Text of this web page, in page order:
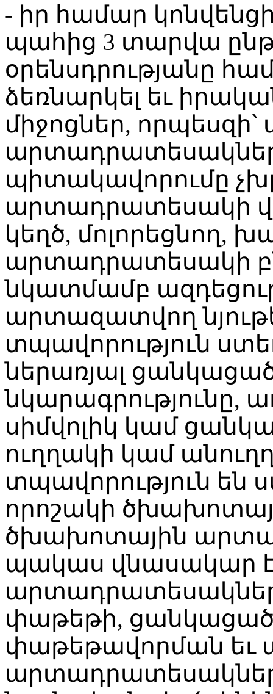
- իր համար
պահից 3 տարվա
օրենսդրությանը
ձեռնարկել եւ
միջոցներ,
պիտակավորումը
արտադրատեսակի
կեղծ,
արտադրատեսակի
նկատմամբ
արտազատվող
տպավորություն
ներառյալ
նկարագրությունը,
սիմվոլիկ կամ
ուղղակի կամ
տպավորություն են
որոշակի
ծխախոտային
պակաս վնասակար
փաթեթի,
փաթեթավորման եւ